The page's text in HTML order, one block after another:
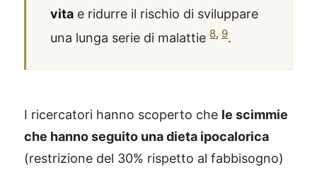
vita e ridurre il rischio di sviluppare
una lunga serie di malattie 8, 9.
I ricercatori hanno scoperto che le scimmie
che hanno seguito una dieta ipocalorica
(restrizione del 30% rispetto al fabbisogno)